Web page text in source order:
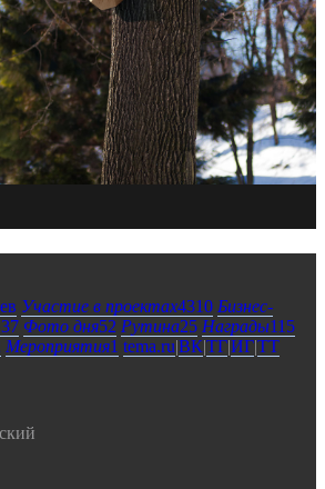
Участие в проектах4310 Бизнес-
Фото дня52 Рутина25 Награды115
Мероприятия1 tema.ru|ВК|ТГ|ИГ|ТТ